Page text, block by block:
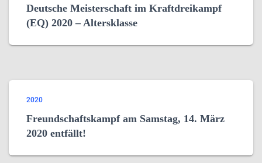
Deutsche Meisterschaft im Kraftdreikampf
(EQ) 2020 – Altersklasse
2020
Freundschaftskampf am Samstag, 14. März
2020 entfällt!